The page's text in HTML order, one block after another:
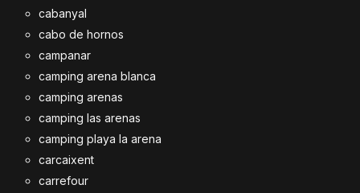
cabanyal
cabo de hornos
campanar
camping arena blanca
camping arenas
camping las arenas
camping playa la arena
carcaixent
carrefour